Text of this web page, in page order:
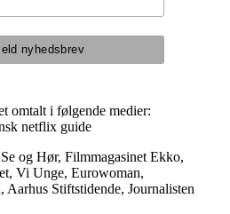
omtalt i følgende medier:
og Hør, Filmmagasinet Ekko,
Vi Unge, Eurowoman,
Aarhus Stiftstidende, Journalisten